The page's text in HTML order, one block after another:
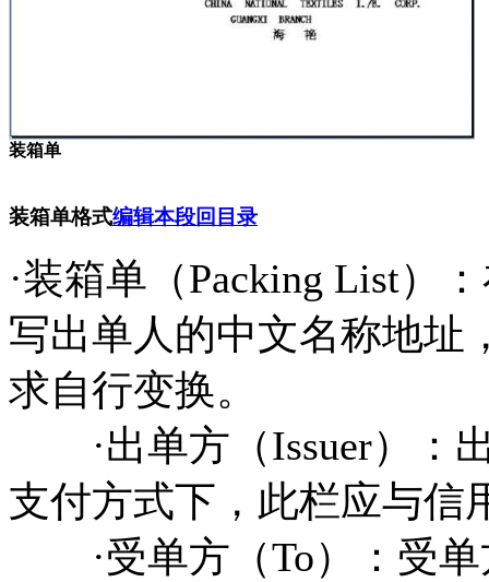
装箱单
装箱单格式编辑本段回目录
·装箱单（Packing List）
写出单人的中文名称地址
求自行变换。
·出单方（Issuer）：
支付方式下，此栏应与信
·受单方（To）：受单